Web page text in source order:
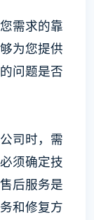
需求的靠
为您提供
问题是否
司时，需
须确定技
后服务是
和修复方